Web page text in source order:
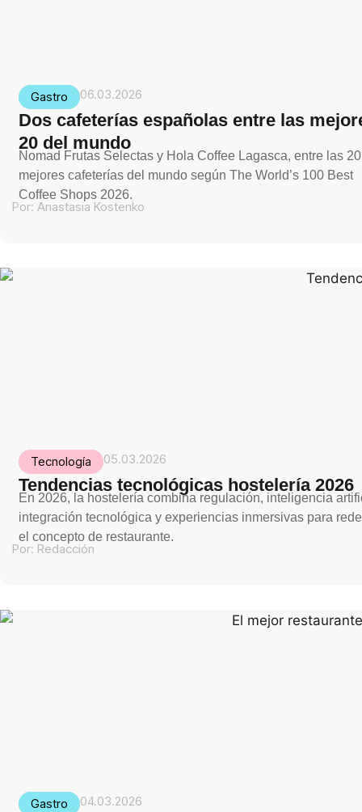
Gastro 06.03.2026
Dos cafeterías españolas entre las
20 del mundo
Nomad Frutas Selectas y Hola Coffee Lagasca, entre las 20
mejores cafeterías del mundo según The World’s 100 Best
Coffee Shops 2026.
Por: Anastasia Kostenko
Tecnología 05.03.2026
Tendencias tecnológicas hostelería 2026
En 2026, la hostelería combina regulación, inteligencia
integración tecnológica y experiencias inmersivas para
el concepto de restaurante.
Por: Redacción
Gastro 04.03.2026